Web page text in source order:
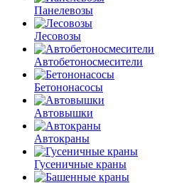
Панелевозы
Лесовозы
Автобетоно­смесители
Бетононасосы
Автовышки
Автокраны
Гусеничные краны